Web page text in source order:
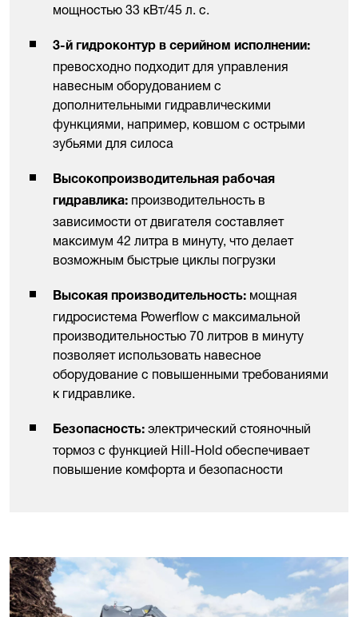
мощностью 33 кВт/45 л. с.
3-й гидроконтур в серийном исполнении:
превосходно подходит для управления
навесным оборудованием с
дополнительными гидравлическими
функциями, например, ковшом с острыми
зубьями для силоса
Высокопроизводительная рабочая
гидравлика: производительность в
зависимости от двигателя составляет
максимум 42 литра в минуту, что делает
возможным быстрые циклы погрузки
Высокая производительность: мощная
гидросистема Powerflow с максимальной
производительностью 70 литров в минуту
позволяет использовать навесное
оборудование с повышенными требованиями
к гидравлике.
Безопасность: электрический стояночный
тормоз с функцией Hill-Hold обеспечивает
повышение комфорта и безопасности